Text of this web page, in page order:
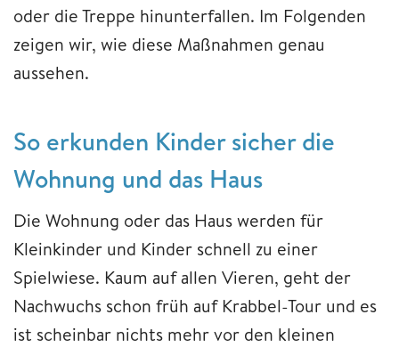
oder die Treppe hinunterfallen. Im Folgenden
zeigen wir, wie diese Maßnahmen genau
aussehen.
So erkunden Kinder sicher die
Wohnung und das Haus
Die Wohnung oder das Haus werden für
Kleinkinder und Kinder schnell zu einer
Spielwiese. Kaum auf allen Vieren, geht der
Nachwuchs schon früh auf Krabbel-Tour und es
ist scheinbar nichts mehr vor den kleinen